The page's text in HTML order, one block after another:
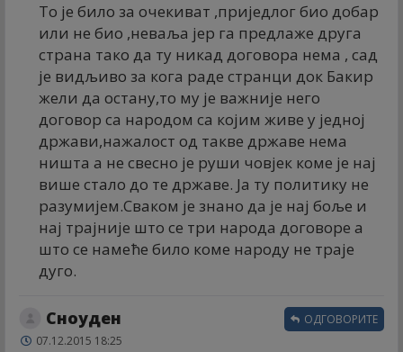
То је било за очекиват ,приједлог био добар
или не био ,неваља јер га предлаже друга
страна тако да ту никад договора нема , сад
је видљиво за кога раде странци док Бакир
жели да остану,то му је важније него
договор са народом са којим живе у једној
држави,нажалост од такве државе нема
ништа а не свесно је руши човјек коме је нај
више стало до те државе. Ја ту политику не
разумијем.Сваком је знано да је нај боље и
нај трајније што се три народа договоре а
што се намеће било коме народу не траје
дуго.
Сноуден
07.12.2015 18:25
ОДГОВОРИТЕ